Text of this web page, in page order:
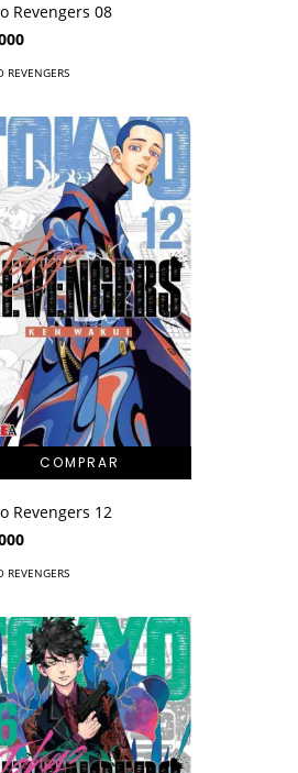
Revengers 08
REVENGERS
Revengers 12
REVENGERS